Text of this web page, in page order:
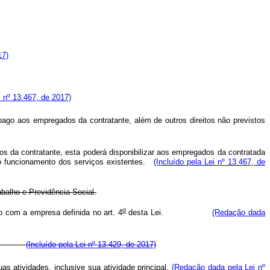
13.467, de 2017)
aos empregados da contratante, além de outros direitos não previstos
da contratante, esta poderá disponibilizar aos empregados da contratada
funcionamento dos serviços existentes.(Incluído pela Lei nº 13.467, de
e Previdência Social.
com a empresa definida no art. 4odesta Lei.(Redação dada
(Incluído pela Lei nº 13.429, de 2017)
atividades, inclusive sua atividade principal.(Redação dada pela Lei nº